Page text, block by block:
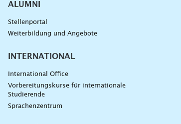
ALUMNI
Stellenportal
Weiterbildung und Angebote
INTERNATIONAL
International Office
Vorbereitungskurse für internationale
Studierende
Sprachenzentrum